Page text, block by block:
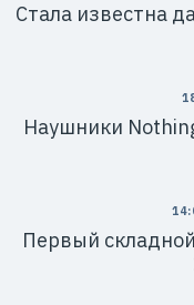
Стала известна
Наушники
Первый